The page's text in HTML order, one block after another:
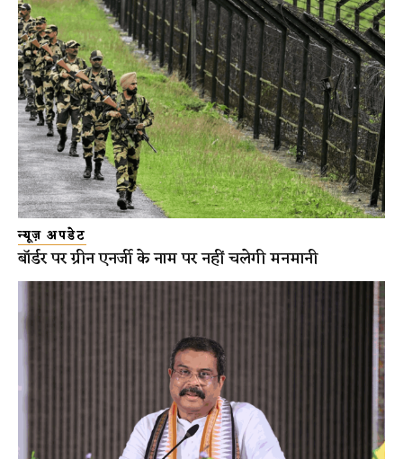
न्यूज़ अपडेट
बॉर्डर पर ग्रीन एनर्जी के नाम पर नहीं चलेगी मनमानी